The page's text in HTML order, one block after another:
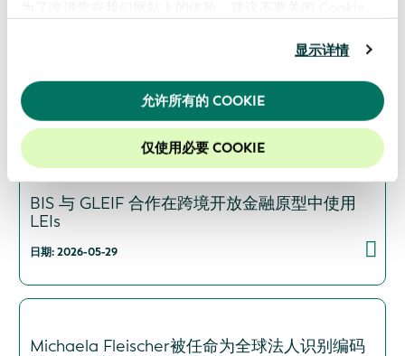
显示详情
允许所有的 COOKIE
仅使用必要 COOKIE
GLEIF 与全球能源监测组织（Global Energy
Monitor）携手合作，提升能源资产所有权的透
明度
BIS 与 GLEIF 合作在跨境开放金融原型中使用
LEIs
日期: 2026-05-29
Michaela Fleischer被任命为全球法人识别编码